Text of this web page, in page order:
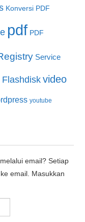
Konversi PDF
pdf PDF
Service
Flashdisk video
youtube
email? Setiap
email. Masukkan